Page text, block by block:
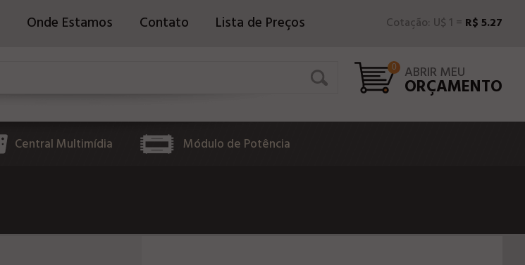
Onde Estamos Contato Lista de Preços Cotação: U$ 1 = R$ 5.27
0 ABRIR MEU
ORÇAMENTO
Central Multimídia Módulo de Potência